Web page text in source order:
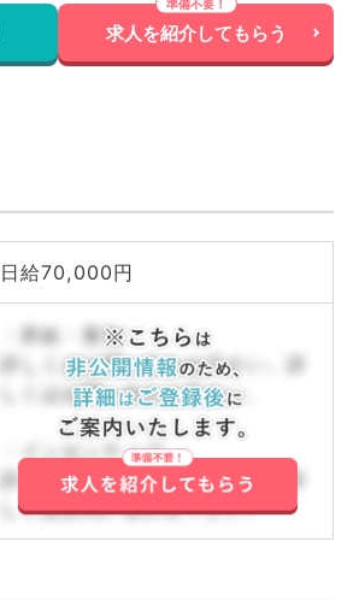
求人を紹介してもらう
日給70,000円
・昇給・賞与
詳しくはお問い合わせ下さい。詳
しくはお問い合わせ下さい。
・インセンティブ
詳しくはお問い合わせ下さい。詳
しくはお問い合わせ下さい。